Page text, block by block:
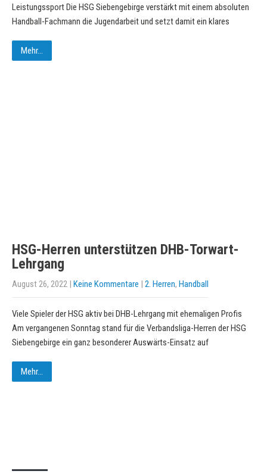
Leistungssport Die HSG Siebengebirge verstärkt mit einem absoluten
Handball-Fachmann die Jugendarbeit und setzt damit ein klares
Mehr...
HSG-Herren unterstützen DHB-Torwart-
Lehrgang
August 26, 2022 | Keine Kommentare | 2. Herren, Handball
Viele Spieler der HSG aktiv bei DHB-Lehrgang mit ehemaligen Profis
Am vergangenen Sonntag stand für die Verbandsliga-Herren der HSG
Siebengebirge ein ganz besonderer Auswärts-Einsatz auf
Mehr...